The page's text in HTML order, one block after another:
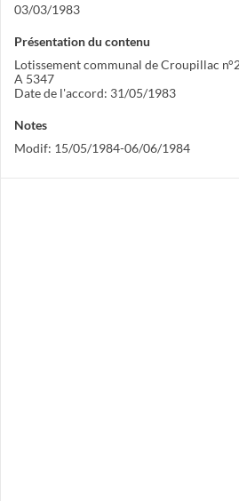
03/03/1983
Présentation du contenu
Lotissement communal de Croupillac
A 5347
Date de l'accord: 31/05/1983
Notes
Modif: 15/05/1984-06/06/1984